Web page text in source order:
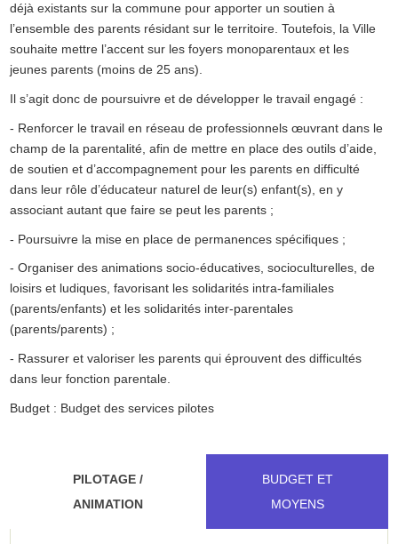
déjà existants sur la commune pour apporter un soutien à
l’ensemble des parents résidant sur le territoire. Toutefois, la Ville
souhaite mettre l’accent sur les foyers monoparentaux et les
jeunes parents (moins de 25 ans).
Il s’agit donc de poursuivre et de développer le travail engagé :
- Renforcer le travail en réseau de professionnels œuvrant dans le
champ de la parentalité, afin de mettre en place des outils d’aide,
de soutien et d’accompagnement pour les parents en difficulté
dans leur rôle d’éducateur naturel de leur(s) enfant(s), en y
associant autant que faire se peut les parents ;
- Poursuivre la mise en place de permanences spécifiques ;
- Organiser des animations socio-éducatives, socioculturelles, de
loisirs et ludiques, favorisant les solidarités intra-familiales
(parents/enfants) et les solidarités inter-parentales
(parents/parents) ;
- Rassurer et valoriser les parents qui éprouvent des difficultés
dans leur fonction parentale.
Budget : Budget des services pilotes
PILOTAGE /
ANIMATION
BUDGET ET
MOYENS